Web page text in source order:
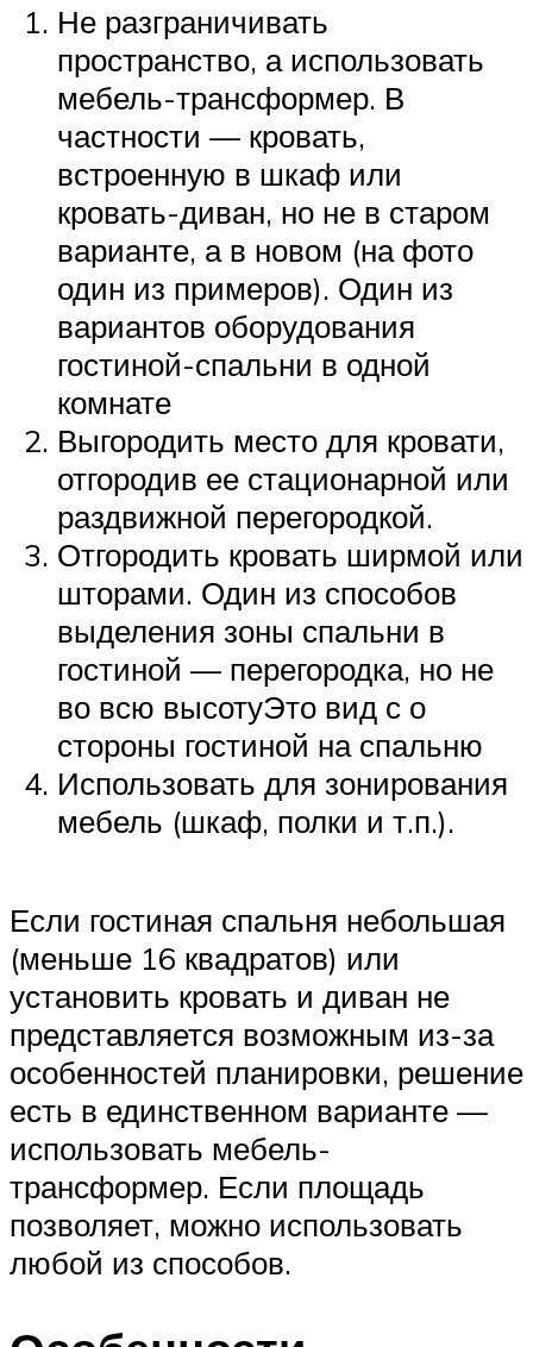
Не разграничивать
пространство, а использовать
мебель-трансформер. В
частности — кровать,
встроенную в шкаф или
кровать-диван, но не в старом
варианте, а в новом (на фото
один из примеров). Один из
вариантов оборудования
гостиной-спальни в одной
комнате
Выгородить место для кровати,
отгородив ее стационарной или
раздвижной перегородкой.
Отгородить кровать ширмой или
шторами. Один из способов
выделения зоны спальни в
гостиной — перегородка, но не
во всю высотуЭто вид с о
стороны гостиной на спальню
Использовать для зонирования
мебель (шкаф, полки и т.п.).
Если гостиная спальня небольшая
(меньше 16 квадратов) или
установить кровать и диван не
представляется возможным из-за
особенностей планировки, решение
есть в единственном варианте —
использовать мебель-
трансформер. Если площадь
позволяет, можно использовать
любой из способов.